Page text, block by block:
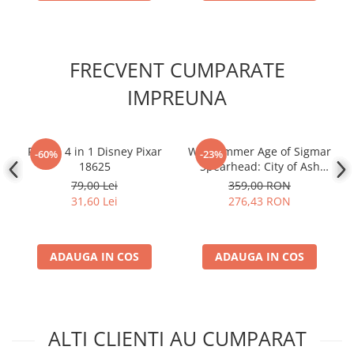
Star Wars Unlimited
Riftbound League of Legends TCG
Hololive
Magic The Gathering TCG
One Piece Card Game
altele
Final Fantasy
Carti singles
FRECVENT CUMPARATE
IMPREUNA
-60%
Puzzle 4 in 1 Disney Pixar
18625
79,00 Lei
31,60 Lei
ADAUGA IN COS
-23%
Warhammer Age of Sigmar
Spearhead: City of Ash
Gaming Pack (EN)
359,00 RON
276,43 RON
ADAUGA IN COS
ALTI CLIENTI AU CUMPARAT